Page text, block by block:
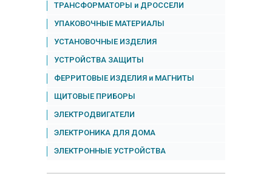
ТРАНСФОРМАТОРЫ и ДРОССЕЛИ
УПАКОВОЧНЫЕ МАТЕРИАЛЫ
УСТАНОВОЧНЫЕ ИЗДЕЛИЯ
УСТРОЙСТВА ЗАЩИТЫ
ФЕРРИТОВЫЕ ИЗДЕЛИЯ и МАГНИТЫ
ЩИТОВЫЕ ПРИБОРЫ
ЭЛЕКТРОДВИГАТЕЛИ
ЭЛЕКТРОНИКА ДЛЯ ДОМА
ЭЛЕКТРОННЫЕ УСТРОЙСТВА